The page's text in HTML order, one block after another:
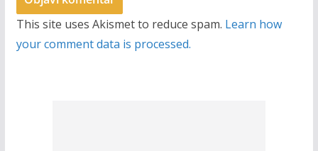
This site uses Akismet to reduce spam. Learn how
your comment data is processed.